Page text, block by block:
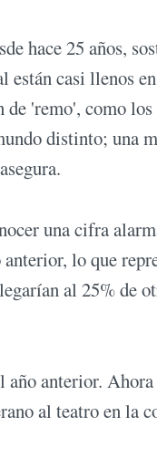
hace 25 años,
casi llenos
'remo', como
distinto; una
una cifra
lo que
al 25% de
anterior. Ahora
al teatro en la